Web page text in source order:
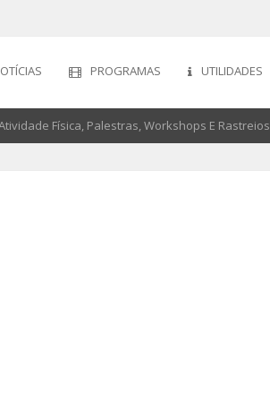
PROGRAMAS UTILIDADES
Física, Palestras, Workshops E Rastreios